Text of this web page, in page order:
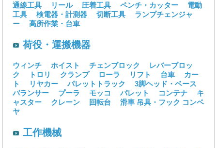
通線工具 リール 圧着工具 ペンチ・カッター
電動
工具
検電器・計測器 切断工具
ランプチェンジャ
ー
高所作業・台車
荷役・運搬機器
ウィンチ ホイスト チェンブロック
レバーブロッ
ク
トロリ クランプ ローラ リフト 台車
カー
ト
リヤカー パレットトラック
3脚ヘッド・ベース
バランサー
プーラ モッコ パレット コンテナ
キ
ャスター
クレーン 回転台 滑車 吊具・フック コンベ
ヤ
工作機械